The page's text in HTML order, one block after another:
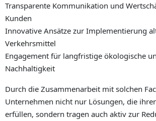
Transparente Kommunikation und
Kunden
Innovative Ansätze zur Implementierung
Verkehrsmittel
Engagement für langfristige ökologische
Nachhaltigkeit
Durch die Zusammenarbeit mit solchen
Unternehmen nicht nur Lösungen, die
erfüllen, sondern tragen auch aktiv zur